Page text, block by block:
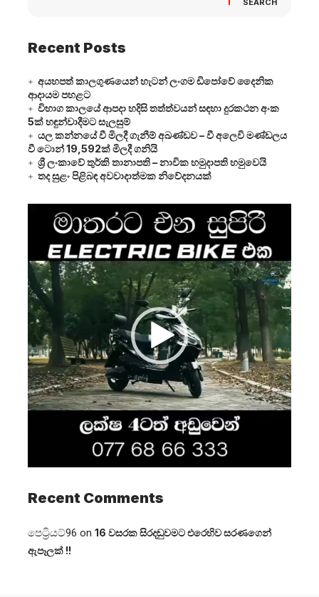
SEARCH
Recent Posts
අයහපත් කාලගුණයෙන් හැටන් ලංගම ඩිපෝවේ දෛනික
ආදායම පහළට
විභාග කාලයේ ආපදා හදිසි තත්ත්වයන් සඳහා දුරකථන අංක
5ක් හඳුන්වාදීමට සැලසුම්
යල කන්නයේ වී මිලදී ගැනීම් අඛණ්ඩව – වී අලෙවි මණ්ඩලය
වී ටොන් 19,592ක් මිලදී ගනියි
ශ්‍රී ලංකාවේ තුර්කි තානාපති – නාවික හමුදාපති හමුවෙයි
තද සුළං පිළිබඳ අවවාදාත්මක නිවේදනයක්
Player
Recent Comments
පෙට්‍රියට්96 on 16 වසරක සිරදඬුවමට එරෙහිව සරණගෙන්
ඇපෑලක් !!